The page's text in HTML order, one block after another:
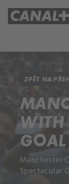
ZPĚT NA
WITH
GOAL
Manchester
Spectacular